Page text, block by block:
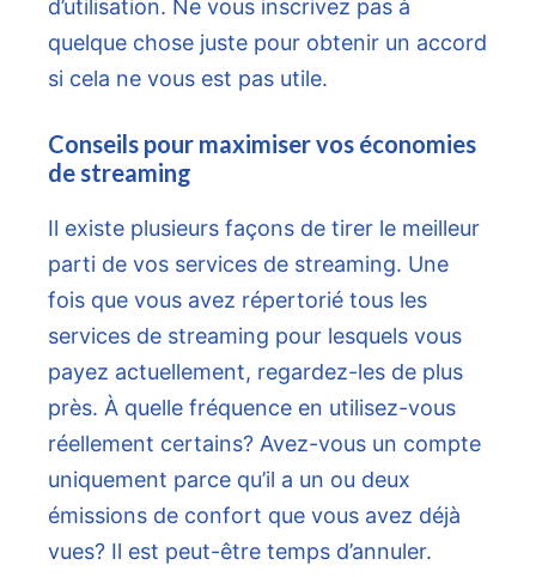
d’utilisation. Ne vous inscrivez pas à
quelque chose juste pour obtenir un accord
si cela ne vous est pas utile.
Conseils pour maximiser vos économies
de streaming
Il existe plusieurs façons de tirer le meilleur
parti de vos services de streaming. Une
fois que vous avez répertorié tous les
services de streaming pour lesquels vous
payez actuellement, regardez-les de plus
près. À quelle fréquence en utilisez-vous
réellement certains? Avez-vous un compte
uniquement parce qu’il a un ou deux
émissions de confort que vous avez déjà
vues? Il est peut-être temps d’annuler.